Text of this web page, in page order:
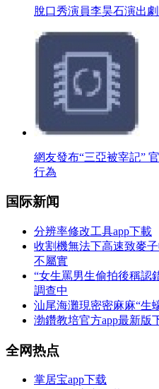
脫口秀演員李昊石演出
網友發布“三亞被宰記”
行為
国际新闻
分辨率修改工具app下載
收割機無法下高速致麥
不屬實
“女生罵男生偷拍後稱認
調查中
汕尾海灘現密密麻麻“生
渤鑽教培官方app最新版
全网热点
掌居宝app下载